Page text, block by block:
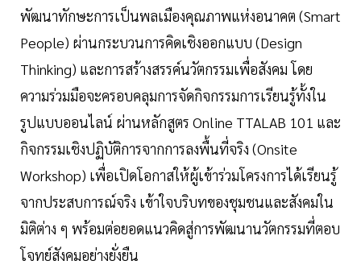
พัฒนาทักษะการเป็นพลเมืองคุณภาพแห่งอนาคต (Smart
People) ผ่านกระบวนการคิดเชิงออกแบบ (Design
Thinking) และการสร้างสรรค์นวัตกรรมเพื่อสังคม โดย
ความร่วมมือจะครอบคลุมการจัดกิจกรรมการเรียนรู้ทั้งใน
รูปแบบออนไลน์ ผ่านหลักสูตร Online TTALAB 101 และ
กิจกรรมเชิงปฏิบัติการจากการลงพื้นที่จริง (Onsite
Workshop) เพื่อเปิดโอกาสให้ผู้เข้าร่วมโครงการได้เรียนรู้
จากประสบการณ์จริง เข้าใจบริบทของชุมชนและสังคมใน
มิติต่าง ๆ พร้อมต่อยอดแนวคิดสู่การพัฒนานวัตกรรมที่ตอบ
โจทย์สังคมอย่างยั่งยืน